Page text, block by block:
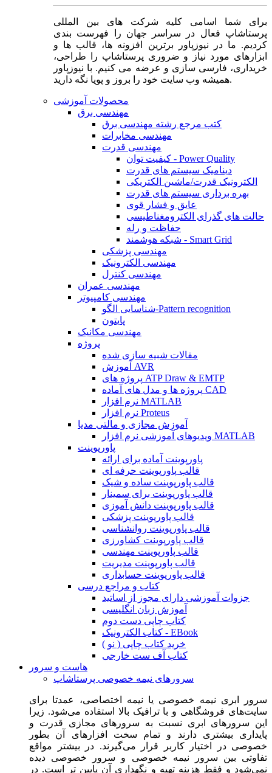
برای شما اسامی کلیه شرکت های بین المللی
پرستاشاپ فعال در سراسر جهان را فهرست بندی
کردیم. ما در نیوزپاور برترین افزونه ها، قالب ها و
ابزارهای مورد نیاز و ضروری پرستاشاپ را طراحی،
خریداری، فارسی سازی و عرضه می کنیم. با نیوزپاور
همیشه وب سایت خود را بروز و پویا نگه دارید.
محصولات آموزشی
مهندسی برق
کتب مرجع رشته مهندسی برق
مهندسی مخابرات
مهندسی قدرت
کیفیت توان - Power Quality
دینامیک سیستم های قدرت
الکترونیک قدرت/ماشین الکتریکی
بهره برداری سیستم های قدرت
عایق و فشار قوی
حالت های گذرای الکترومغناطیسی
حفاظت و رله
شبکه هوشمند - Smart Grid
مهندسی پزشکی
مهندسی الکترونیک
مهندسی کنترل
مهندسی عمران
مهندسی کامپیوتر
شناسایی الگو-Pattern recognition
پایتون
مهندسی مکانیک
پروژه
مقالات شبیه سازی شده
آموزش AVR
پروژه های ATP Draw & EMTP
پروژه ها و مدل های آماده CAD
نرم افزار MATLAB
نرم افزار Proteus
آموزش مجازی و مالتی مدیا
ویدیوهای آموزشی نرم افزار MATLAB
پاورپوینت
پاورپوینت آماده برای ارائه
قالب پاورپوینت حرفه ای
قالب پاورپوینت ساده و شیک
قالب پاورپوینت برای سمینار
قالب پاورپوینت دانش آموزی
قالب پاورپوینت پزشکی
قالب پاورپوینت روانشناسی
قالب پاورپوینت کشاورزی
قالب پاورپوینت مهندسی
قالب پاورپوینت مدیریت
قالب پاورپوینت حسابداری
کتاب و مراجع درسی
جزوات آموزشی دارای مجوز از اساتید
آموزش زبان انگلیسی
کتاب چاپی دست دوم
کتاب الکترونیک - EBook
خرید کتاب چاپی ( نو )
کتاب آف ست خارجی
هاست و سرور
سرورهای نیمه خصوصی پرستاشاپ
سرور ابری نیمه خصوصی یا نیمه اختصاصی، عمدتا برای
سایت‌های فروشگاهی و با ترافیک بالا استفاده می‌شود. زیرا
این سرورهای ابری نسبت به سرورهای مجازی قدرت و
پایداری بیشتری دارند و تمام سخت افزارهای آن بطور
خصوصی در اختیار کاربر قرار می‌گیرند. در بیشتر مواقع
تفاوتی بین سرور نیمه خصوصی و سرور خصوصی دیده
نمی‌شود و فقط هزینه تهیه و نگهداری آن پایین تر است. در